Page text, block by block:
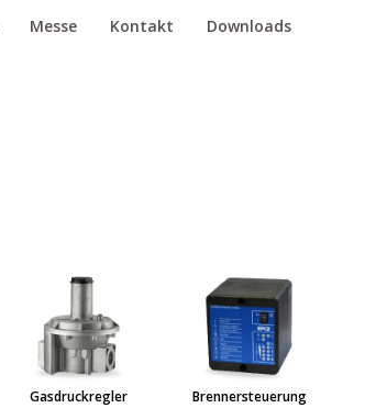
Messe Kontakt Downloads
Gasdruckregler Brennersteuerung